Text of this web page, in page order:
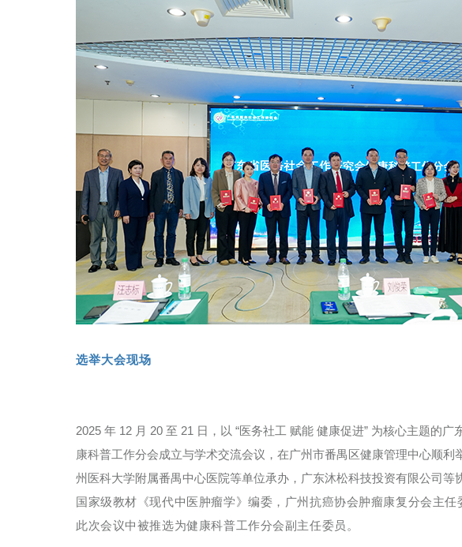
选举大会现场
2025 年 12 月 20 至 21 日，以 “医务社工 赋能 健康促进” 为核心主题的
康科普工作分会成立与学术交流会议，在广州市番禺区健康管理中心顺
州医科大学附属番禺中心医院等单位承办，广东沐松科技投资有限公司等
国家级教材《现代中医肿瘤学》编委， 广州抗癌协会肿瘤康复分会主任
此次会议中被推选为健康科普工作分会副主任委员 。